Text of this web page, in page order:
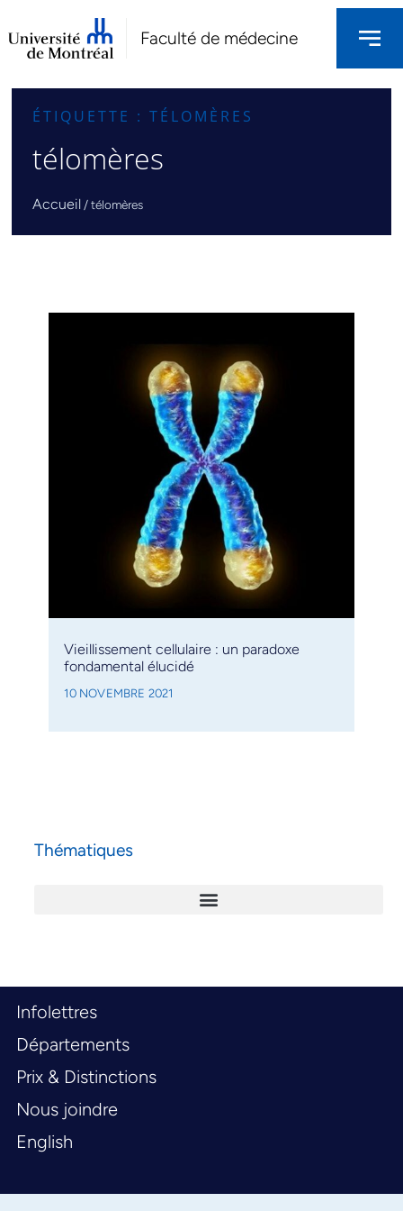
Faculté de médecine
ÉTIQUETTE : TÉLOMÈRES
télomères
Accueil /télomères
Vieillissement cellulaire : un paradoxe
fondamental élucidé
10 NOVEMBRE 2021
Thématiques
Infolettres
Départements
Prix & Distinctions
Nous joindre
English